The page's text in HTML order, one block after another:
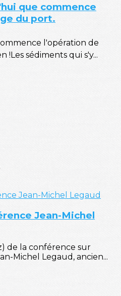
que commence
du port.
l'opération de
!Les sédiments qui s'y...
Jean-Michel
de la conférence sur
Michel Legaud, ancien...